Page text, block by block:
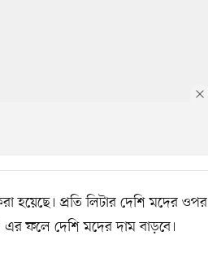
হয়েছে। প্রতি লিটার দেশি মদের ওপর
ফলে দেশি মদের দাম বাড়বে।